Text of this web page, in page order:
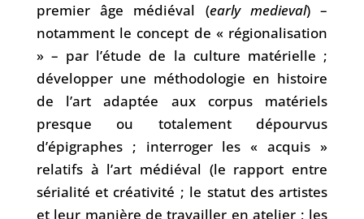
premier âge médiéval (early medieval) –
notamment le concept de « régionalisation
» – par l’étude de la culture matérielle ;
développer une méthodologie en histoire
de l’art adaptée aux corpus matériels
presque ou totalement dépourvus
d’épigraphes ; interroger les « acquis »
relatifs à l’art médiéval (le rapport entre
sérialité et créativité ; le statut des artistes
et leur manière de travailler en atelier ; les